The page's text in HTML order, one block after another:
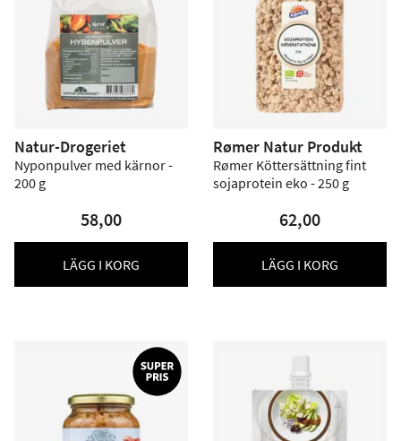
Natur-Drogeriet
Nyponpulver med kärnor -
200 g
58,00
LÄGG I KORG
Rømer Natur Produkt
Rømer Köttersättning fint
sojaprotein eko - 250 g
62,00
LÄGG I KORG